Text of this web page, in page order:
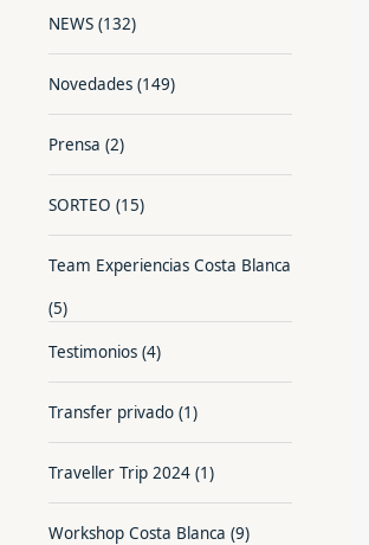
NEWS (132)
Novedades (149)
Prensa (2)
SORTEO (15)
Team Experiencias Costa Blanca
(5)
Testimonios (4)
Transfer privado (1)
Traveller Trip 2024 (1)
Workshop Costa Blanca (9)